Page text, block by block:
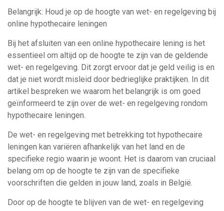
Belangrijk: Houd je op de hoogte van wet- en regelgeving bij
online hypothecaire leningen
Bij het afsluiten van een online hypothecaire lening is het
essentieel om altijd op de hoogte te zijn van de geldende
wet- en regelgeving. Dit zorgt ervoor dat je geld veilig is en
dat je niet wordt misleid door bedrieglijke praktijken. In dit
artikel bespreken we waarom het belangrijk is om goed
geïnformeerd te zijn over de wet- en regelgeving rondom
hypothecaire leningen.
De wet- en regelgeving met betrekking tot hypothecaire
leningen kan variëren afhankelijk van het land en de
specifieke regio waarin je woont. Het is daarom van cruciaal
belang om op de hoogte te zijn van de specifieke
voorschriften die gelden in jouw land, zoals in België.
Door op de hoogte te blijven van de wet- en regelgeving